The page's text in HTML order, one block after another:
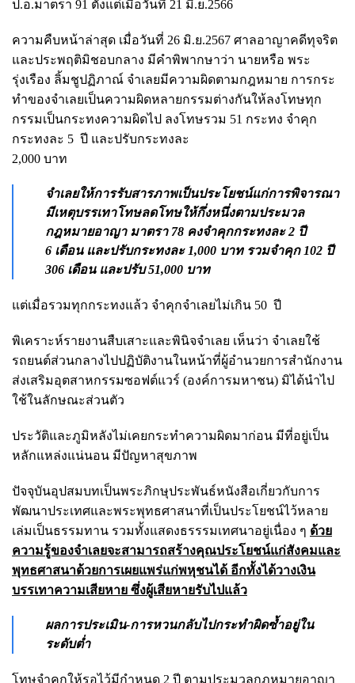
ป.อ.มาตรา 91 ตั้งแต่เมื่อวันที่ 21 มิ.ย.2566
ความคืบหน้าล่าสุด เมื่อวันที่ 26 มิ.ย.2567 ศาลอาญาคดีทุจริต
และประพฤติมิชอบกลาง มีคำพิพากษาว่า นายหรือ พระ
รุ่งเรือง ลิ้มชูปฏิภาณ์ จำเลยมีความผิดตามกฎหมาย การกระ
ทำของจำเลยเป็นความผิดหลายกรรมต่างกันให้ลงโทษทุก
กรรมเป็นกระทงความผิดไป ลงโทษรวม 51 กระทง จำคุก
กระทงละ 5 ปี และปรับกระทงละ
2,000 บาท
จำเลยให้การรับสารภาพเป็นประโยชน์แก่การพิจารณา
มีเหตุบรรเทาโทษลดโทษให้กึ่งหนึ่งตามประมวล
กฎหมายอาญา มาตรา 78 คงจำคุกกระทงละ 2 ปี
6 เดือน และปรับกระทงละ 1,000 บาท รวมจำคุก 102 ปี
306 เดือน และปรับ 51,000 บาท
แต่เมื่อรวมทุกกระทงแล้ว จำคุกจำเลยไม่เกิน 50 ปี
พิเคราะห์รายงานสืบเสาะและพินิจจำเลย เห็นว่า จำเลยใช้
รถยนต์ส่วนกลางไปปฏิบัติงานในหน้าที่ผู้อำนวยการสำนักงาน
ส่งเสริมอุตสาหกรรมซอฟต์แวร์ (องค์การมหาชน) มิได้นำไป
ใช้ในลักษณะส่วนตัว
ประวัติและภูมิหลังไม่เคยกระทำความผิดมาก่อน มีที่อยู่เป็น
หลักแหล่งแน่นอน มีปัญหาสุขภาพ
ปัจจุบันอุปสมบทเป็นพระภิกษุประพันธ์หนังสือเกี่ยวกับการ
พัฒนาประเทศและพระพุทธศาสนาที่เป็นประโยชน์ไว้หลาย
เล่มเป็นธรรมทาน รวมทั้งแสดงธรรรมเทศนาอยู่เนื่อง ๆ ด้วย
ความรู้ของจำเลยจะสามารถสร้างคุณประโยชน์แก่สังคมและ
พุทธศาสนาด้วยการเผยแพร่แก่พหุชนได้ อีกทั้งได้วางเงิน
บรรเทาความเสียหาย ซึ่งผู้เสียหายรับไปแล้ว
ผลการประเมิน-การหวนกลับไปกระทำผิดซ้ำอยู่ใน
ระดับต่ำ
โทษจำคุกให้รอไว้มีกำหนด 2 ปี ตามประมวลกฎหมายอาญา